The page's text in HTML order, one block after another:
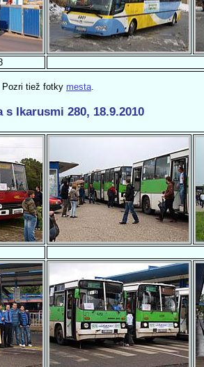
Pozri tiež fotky mesta
s Ikarusmi 280, 18.9.2010